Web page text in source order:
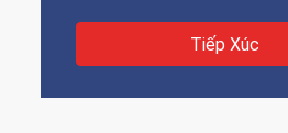
Tiếp Xúc